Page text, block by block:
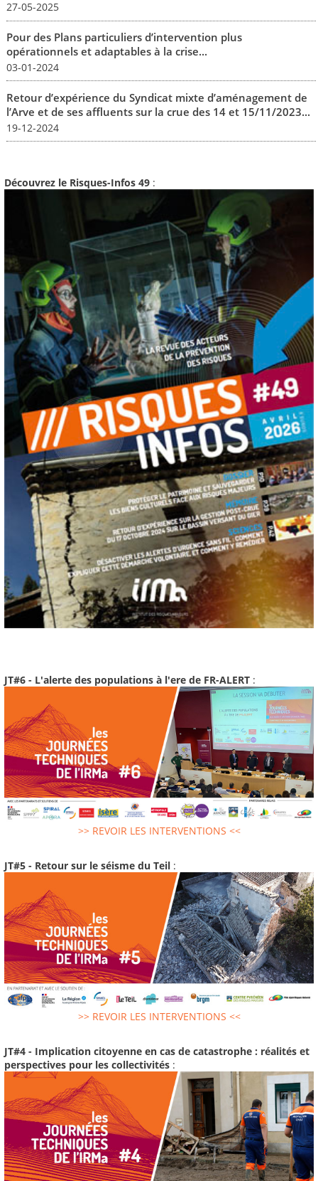
27-05-2025
Pour des Plans particuliers d’intervention plus
opérationnels et adaptables à la crise...
03-01-2024
Retour d’expérience du Syndicat mixte d’aménagement de
l’Arve et de ses affluents sur la crue des 14 et 15/11/2023...
19-12-2024
Découvrez le Risques-Infos 49 :
JT#6 - L'alerte des populations à l'ere de FR-ALERT :
>> REVOIR LES INTERVENTIONS <<
JT#5 - Retour sur le séisme du Teil :
>> REVOIR LES INTERVENTIONS <<
JT#4 - Implication citoyenne en cas de catastrophe : réalités et
perspectives pour les collectivités :